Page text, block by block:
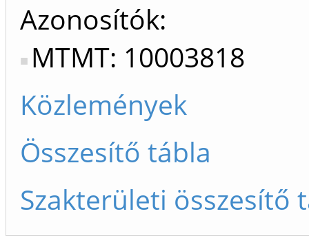
Azonosítók
MTMT: 10003818
Közlemények
Összesítő tábla
Szakterületi összesítő